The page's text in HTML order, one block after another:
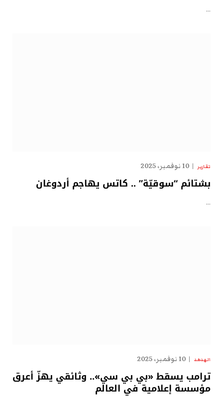
…
تقارير 10 نوفمبر، 2025
بشتائم “سوقيّة” .. كاتس يهاجم أردوغان
…
الهدهد 10 نوفمبر، 2025
ترامب يسقط «بي بي سي».. وثائقي يهزّ أعرق
مؤسسة إعلامية في العالم